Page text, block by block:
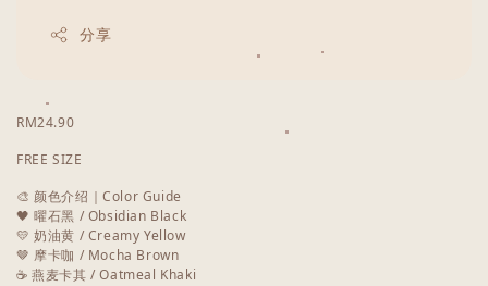
分享
RM24.90
FREE SIZE
🎨 颜色介绍｜Color Guide
🖤 曜石黑 / Obsidian Black
💛 奶油黄 / Creamy Yellow
🤎 摩卡咖 / Mocha Brown
☕ 燕麦卡其 / Oatmeal Khaki